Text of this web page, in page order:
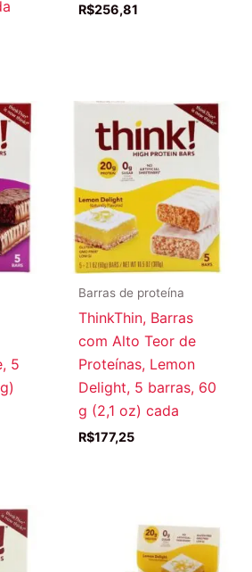
R$256,81
5
Barras de proteína
ThinkThin, Barras
com Alto Teor de
Proteínas, Lemon
Delight, 5 barras, 60
g (2,1 oz) cada
R$177,25